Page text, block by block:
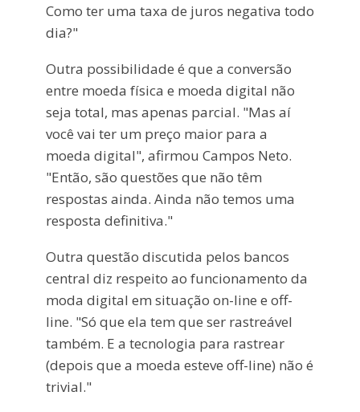
Como ter uma taxa de juros negativa todo
dia?"
Outra possibilidade é que a conversão
entre moeda física e moeda digital não
seja total, mas apenas parcial. "Mas aí
você vai ter um preço maior para a
moeda digital", afirmou Campos Neto.
"Então, são questões que não têm
respostas ainda. Ainda não temos uma
resposta definitiva."
Outra questão discutida pelos bancos
central diz respeito ao funcionamento da
moda digital em situação on-line e off-
line. "Só que ela tem que ser rastreável
também. E a tecnologia para rastrear
(depois que a moeda esteve off-line) não é
trivial."